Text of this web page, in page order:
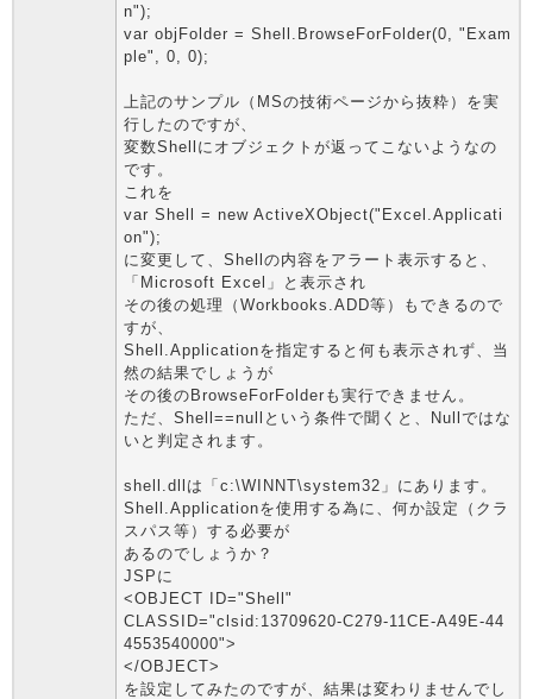
n");
var objFolder = Shell.BrowseForFolder(0, "Exam
ple", 0, 0);
上記のサンプル（MSの技術ページから抜粋）を実
行したのですが、
変数Shellにオブジェクトが返ってこないようなの
です。
これを
var Shell = new ActiveXObject("Excel.Applicati
on");
に変更して、Shellの内容をアラート表示すると、
「Microsoft Excel」と表示され
その後の処理（Workbooks.ADD等）もできるので
すが、
Shell.Applicationを指定すると何も表示されず、当
然の結果でしょうが
その後のBrowseForFolderも実行できません。
ただ、Shell==nullという条件で聞くと、Nullではな
いと判定されます。
shell.dllは「c:\WINNT\system32」にあります。
Shell.Applicationを使用する為に、何か設定（クラ
スパス等）する必要が
あるのでしょうか？
JSPに
<OBJECT ID="Shell"
CLASSID="clsid:13709620-C279-11CE-A49E-44
4553540000">
</OBJECT>
を設定してみたのですが、結果は変わりませんでし